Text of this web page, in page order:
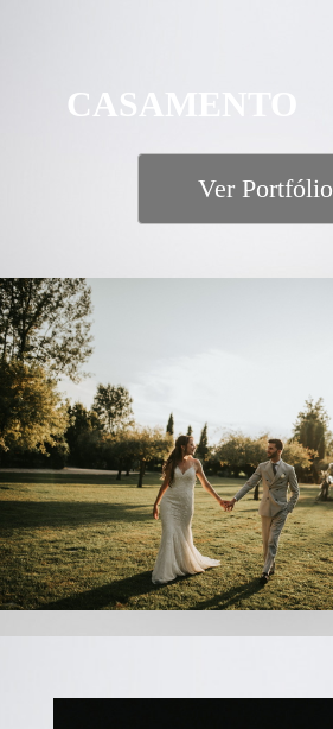
CASAMENTO
Ver Portfólio